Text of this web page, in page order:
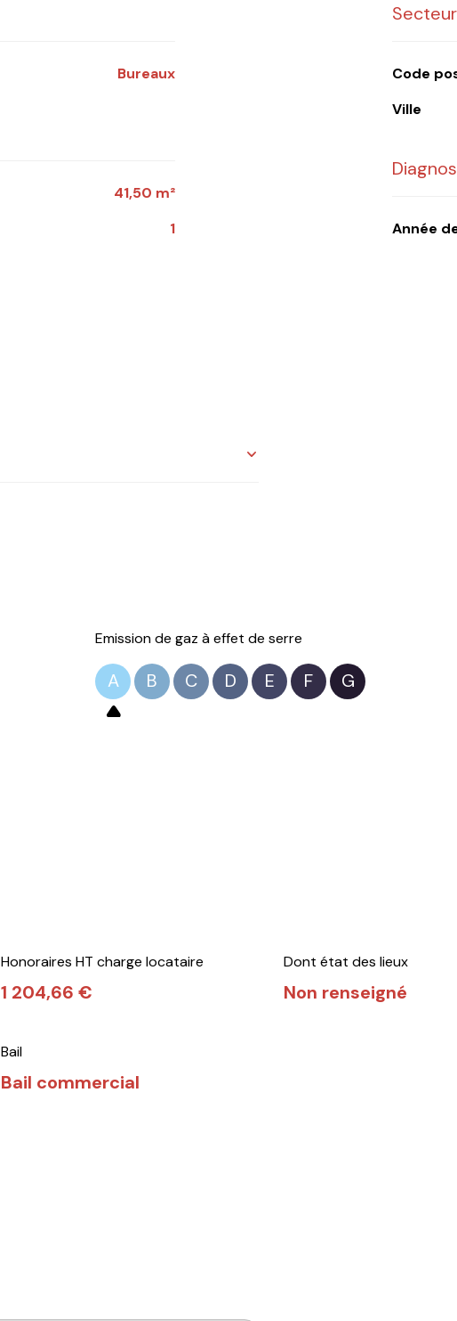
Bureaux
41,50 m²
1
Secteur
Code
Ville
Année
Emission de gaz à effet de serre
A B C D E F G
Honoraires HT charge locataire
1 204,66 €
Dont état des lieux
Non renseigné
Bail
Bail commercial